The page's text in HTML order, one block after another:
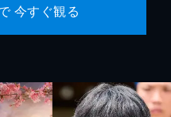
今すぐ観る